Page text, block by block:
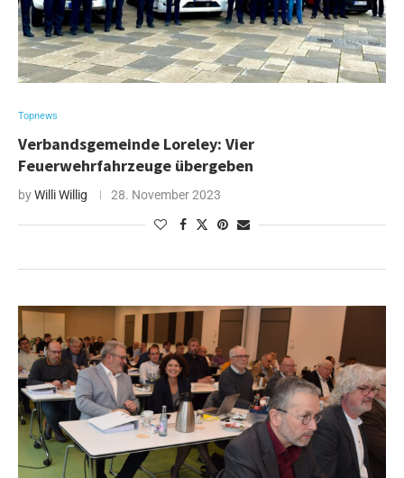
Topnews
Verbandsgemeinde Loreley: Vier
Feuerwehrfahrzeuge übergeben
byWilli Willig 28. November 2023